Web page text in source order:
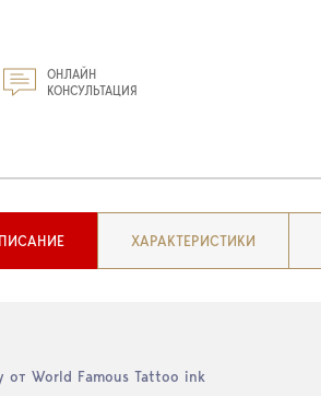
ОНЛАЙН
КОНСУЛЬТАЦИЯ
ХАРАКТЕРИСТИКИ
от World Famous Tattoo ink